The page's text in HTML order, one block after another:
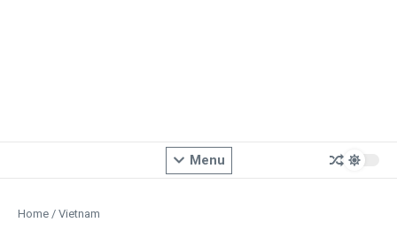
Menu
Home / Vietnam